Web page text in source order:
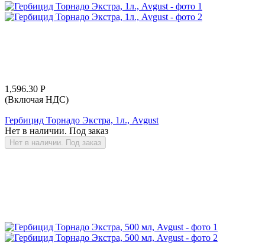
1,596.30 Р
(Включая НДС)
Гербицид Торнадо Экстра, 1л., Avgust
Нет в наличии. Под заказ
Нет в наличии. Под заказ